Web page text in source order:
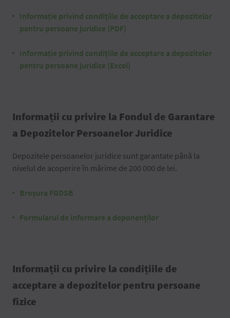
Informație privind condițiile de acceptare a depozitelor
pentru persoane juridice (PDF)
Informație privind condițiile de acceptare a depozitelor
pentru persoane juridice (Excel)
Informații cu privire la Fondul de Garantare
a Depozitelor Persoanelor Juridice
Depozitele persoanelor juridice sunt garantate până la
nivelul de acoperire în mărime de 200 000 de lei.
Broșura FGDSB
Formularul de informare a deponenților
Informații cu privire la condițiile de
acceptare a depozitelor pentru persoane
fizice